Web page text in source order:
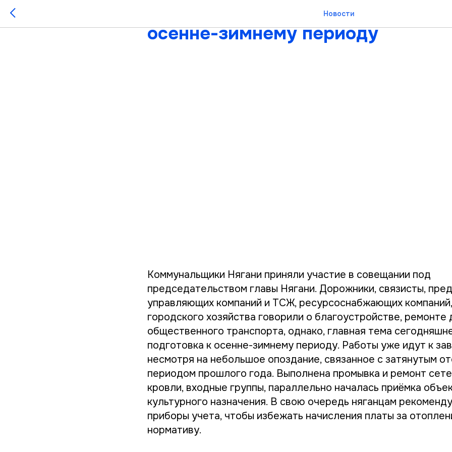
Новости
Коммунальщики Нягани
осенне-зимнему периоду
Коммунальщики Нягани приняли участие в совещании под
председательством главы Нягани. Дорожники, связисты,
управляющих компаний и ТСЖ, ресурсоснабжающих
городского хозяйства говорили о благоустройстве, ремонте
общественного транспорта, однако, главная тема
подготовка к осенне-зимнему периоду. Работы уже идут к
несмотря на небольшое опоздание, связанное с затянутым
периодом прошлого года. Выполнена промывка и ремонт
кровли, входные группы, параллельно началась приёмка
культурного назначения. В свою очередь няганцам
приборы учета, чтобы избежать начисления платы за
нормативу.